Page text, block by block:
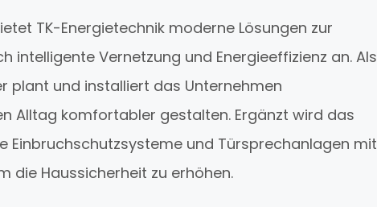
TK-Energietechnik moderne Lösungen zur
intelligente Vernetzung und Energieeffizienz an. Als
plant und installiert das Unternehmen
Alltag komfortabler gestalten. Ergänzt wird das
Einbruchschutzsysteme und Türsprechanlagen mit
die Haussicherheit zu erhöhen.